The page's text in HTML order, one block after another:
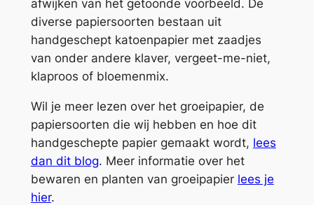
afwijken van het getoonde voorbeeld. De
diverse papiersoorten bestaan uit
handgeschept katoenpapier met zaadjes
van onder andere klaver, vergeet-me-niet,
klaproos of bloemenmix.
Wil je meer lezen over het groeipapier, de
papiersoorten die wij hebben en hoe dit
handgeschepte papier gemaakt wordt, lees
dan dit blog. Meer informatie over het
bewaren en planten van groeipapier lees je
hier.